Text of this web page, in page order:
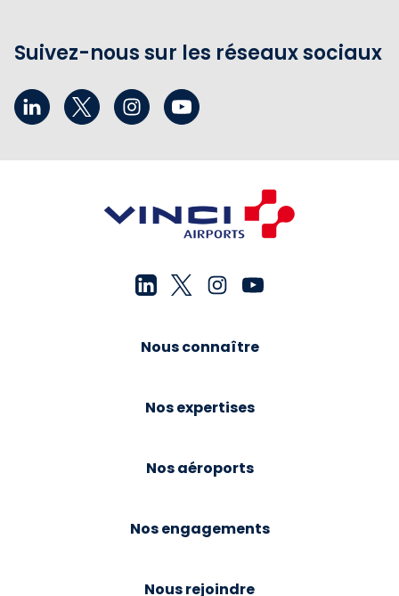
Suivez-nous sur les réseaux sociaux
Nous connaître
Nos expertises
Nos aéroports
Nos engagements
Nous rejoindre